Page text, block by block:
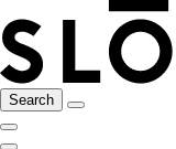
Search